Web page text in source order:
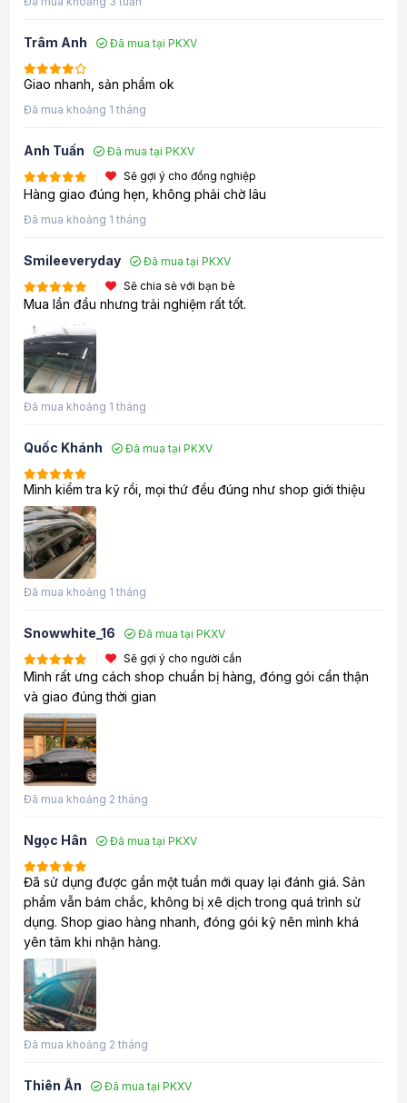
Trâm Anh Đã mua tại PKXV
Giao nhanh, sản phẩm ok
Đã mua khoảng 1 tháng
Anh Tuấn
Đã mua tại PKXV
Sẽ gợi ý cho đồng nghiệp
Hàng giao đúng hẹn, không phải chờ lâu
Đã mua khoảng 1 tháng
Smileeveryday
Đã mua tại PKXV
Sẽ chia sẻ với bạn bè
Mua lần đầu nhưng trải nghiệm rất tốt.
Đã mua khoảng 1 tháng
Quốc Khánh Đã mua tại PKXV
Mình kiểm tra kỹ rồi, mọi thứ đều đúng như shop giới thiệu
Đã mua khoảng 1 tháng
Snowwhite_16
Đã mua tại PKXV
Sẽ gợi ý cho người cần
Mình rất ưng cách shop chuẩn bị hàng, đóng gói cẩn thận
và giao đúng thời gian
Đã mua khoảng 2 tháng
Ngọc Hân Đã mua tại PKXV
Đã sử dụng được gần một tuần mới quay lại đánh giá. Sản
phẩm vẫn bám chắc, không bị xê dịch trong quá trình sử
dụng. Shop giao hàng nhanh, đóng gói kỹ nên mình khá
yên tâm khi nhận hàng.
Đã mua khoảng 2 tháng
Thiên Ân
Đã mua tại PKXV